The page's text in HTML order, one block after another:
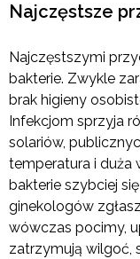
Najczęstsze
Najczęstszymi
bakterie. Zwykle
brak higieny
Infekcjom sprzyja
solariów,
temperatura i duża
bakterie szybciej
ginekologów
wówczas pocimy,
zatrzymują wilgoć,